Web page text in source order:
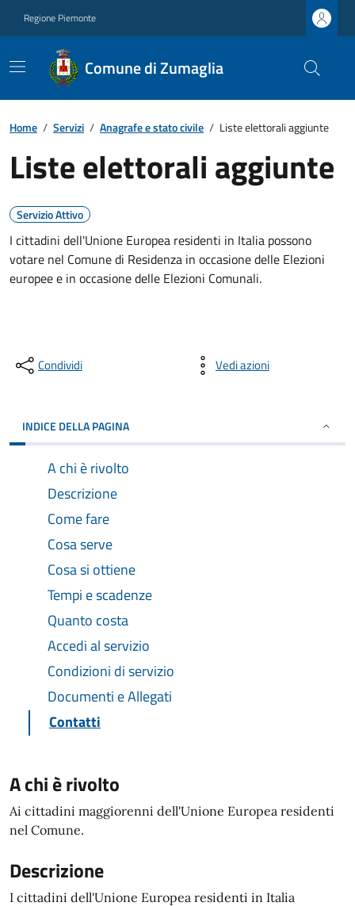
Regione Piemonte
Comune di Zumaglia
Home / Servizi / Anagrafe e stato civile / Liste elettorali aggiunte
Liste elettorali aggiunte
Servizio Attivo
I cittadini dell'Unione Europea residenti in Italia possono
votare nel Comune di Residenza in occasione delle Elezioni
europee e in occasione delle Elezioni Comunali.
Condividi Vedi azioni
INDICE DELLA PAGINA
A chi è rivolto
Descrizione
Come fare
Cosa serve
Cosa si ottiene
Tempi e scadenze
Quanto costa
Accedi al servizio
Condizioni di servizio
Documenti e Allegati
Contatti
A chi è rivolto
Ai cittadini maggiorenni dell'Unione Europea residenti
nel Comune.
Descrizione
I cittadini dell'Unione Europea residenti in Italia